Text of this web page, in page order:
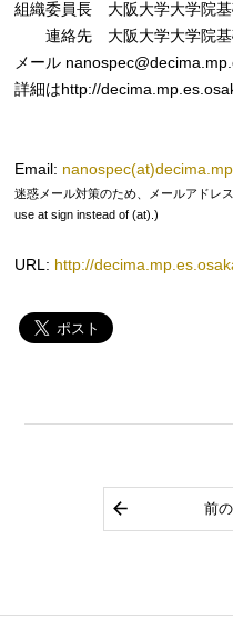
組織委員長 大阪大学大学院
連絡先 大阪大学大学院
メール
詳細はhttp://
Email:
迷惑メール対策のため、メールアドレ
use at sign instead of (at).)
URL: http://
前